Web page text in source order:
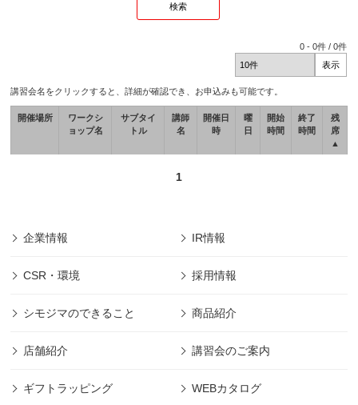
0 -0件 /0件
講習会名をクリックすると、詳細が確認でき、お申込みも可能です。
開催場所
ワークシ
ョップ名
サブタイ
トル
講師
名
開催日
時
曜
日
開始
時間
終了
時間
残
席
▲
1
企業情報 IR情報
CSR・環境 採用情報
シモジマのできること 商品紹介
店舗紹介 講習会のご案内
ギフトラッピング WEBカタログ